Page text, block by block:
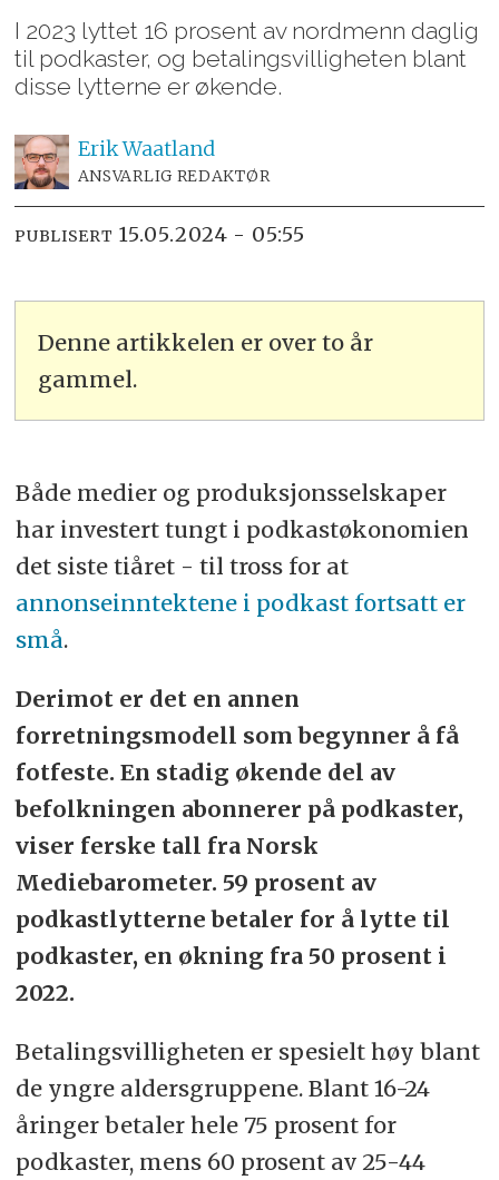
I 2023 lyttet 16 prosent av nordmenn daglig
til podkaster, og betalingsvilligheten blant
disse lytterne er økende.
ErikWaatland
ANSVARLIG REDAKTØR
PUBLISERT 15.05.2024 - 05:55
Denne artikkelen er over to år
gammel.
Både medier og produksjonsselskaper
har investert tungt i podkastøkonomien
det siste tiåret - til tross for at
annonseinntektene i podkast fortsatt er
små.
Derimot er det en annen
forretningsmodell som begynner å få
fotfeste. En stadig økende del av
befolkningen abonnerer på podkaster,
viser ferske tall fra Norsk
Mediebarometer. 59 prosent av
podkastlytterne betaler for å lytte til
podkaster, en økning fra 50 prosent i
2022.
Betalingsvilligheten er spesielt høy blant
de yngre aldersgruppene. Blant 16-24
åringer betaler hele 75 prosent for
podkaster, mens 60 prosent av 25-44